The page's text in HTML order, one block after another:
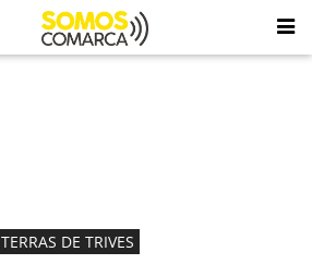
TERRAS DE TRIVES